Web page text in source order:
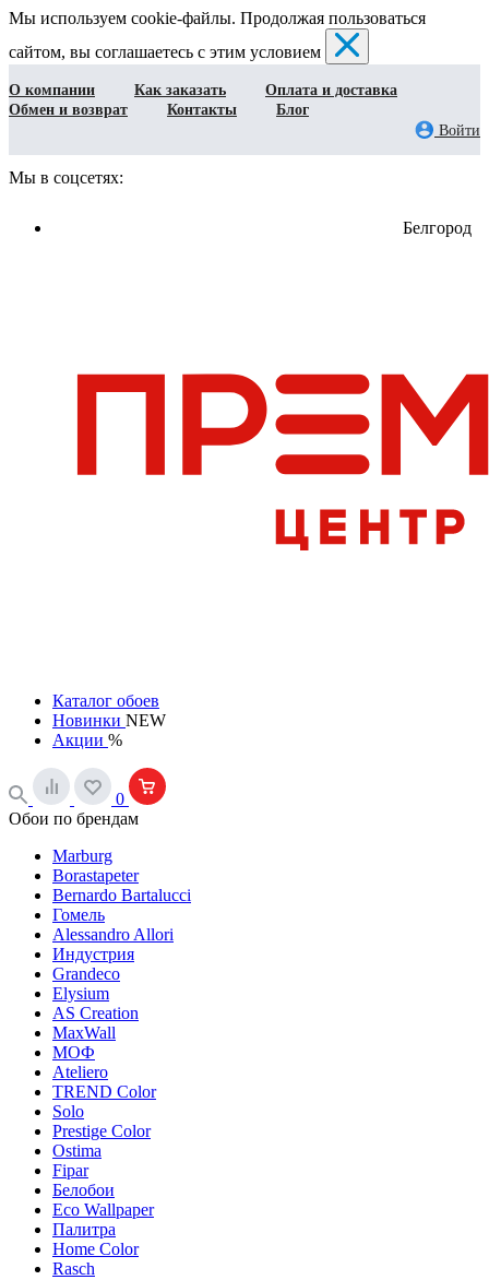
Мы используем cookie-файлы. Продолжая пользоваться
сайтом, вы соглашаетесь с этим условием
О компании Как заказать
Оплата и доставка
Обмен и возврат
Контакты
Блог
Войти
Мы в соцсетях:
Белгород
Каталог обоев
Новинки NEW
Акции %
0
Обои по брендам
Marburg
Borastapeter
Bernardo Bartalucci
Гомель
Alessandro Allori
Индустрия
Grandeco
Elysium
AS Creation
MaxWall
МОФ
Ateliero
TREND Color
Solo
Prestige Color
Ostima
Fipar
Белобои
Eco Wallpaper
Палитра
Home Color
Rasch